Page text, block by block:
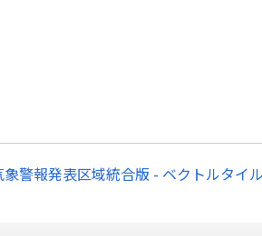
象警報発表区域統合版 - ベクトルタイ